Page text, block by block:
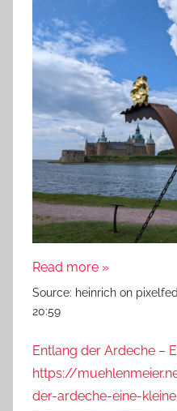
Read more »
Source: heinrich on
20:59
Entlang der Ardeche –
https://
der-ardeche-eine-